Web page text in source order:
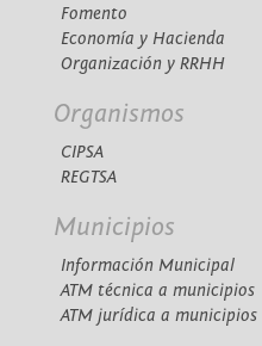
Fomento
Economía y Hacienda
Organización y RRHH
Organismos
CIPSA
REGTSA
Municipios
Información Municipal
ATM técnica a municipios
ATM jurídica a municipios